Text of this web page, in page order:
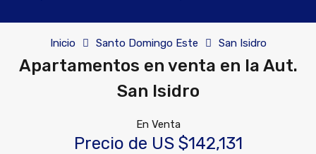
Inicio Santo Domingo Este San Isidro
Apartamentos en venta en la Aut.
San Isidro
En Venta
Precio de US $142,131